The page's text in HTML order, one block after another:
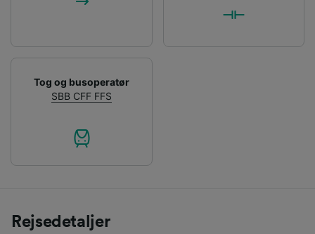
Tog og busoperatør
SBB CFF FFS
Rejsedetaljer